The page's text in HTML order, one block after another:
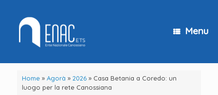
contenuto
Menu
Home» Agorà » 2026» Casa Betania a Coredo: un
luogo per la rete Canossiana